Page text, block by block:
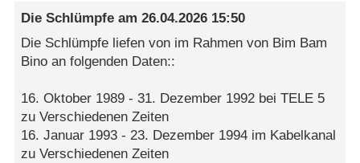
Die SchIümpfe am26.04.2026 15:50
Die Schlümpfe liefen von im Rahmen von Bim Bam
Bino an folgenden Daten::
16. Oktober 1989 - 31. Dezember 1992 bei TELE 5
zu Verschiedenen Zeiten
16. Januar 1993 - 23. Dezember 1994 im Kabelkanal
zu Verschiedenen Zeiten